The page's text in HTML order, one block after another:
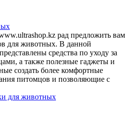
рад предложить вам
для животных. В данной
средства по уходу за
а также полезные гаджеты и
создать более комфортные
питомцов и позволяющие с
для животных